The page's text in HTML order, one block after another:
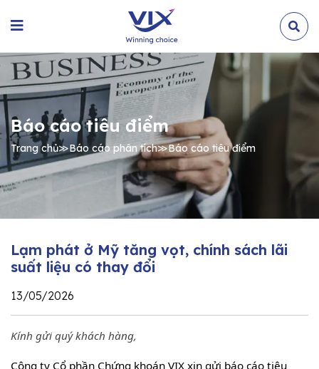
Báo cáo tiêu điểm
Trang chủ≫Báo cáo phân tích≫Báo cáo tiêu điểm
Lạm phát ở Mỹ tăng vọt, chính sách lãi
suất liệu có thay đổi
13/05/2026
Kính gửi quý khách hàng,
Công ty Cổ phần Chứng khoán VIX xin gửi báo cáo tiêu